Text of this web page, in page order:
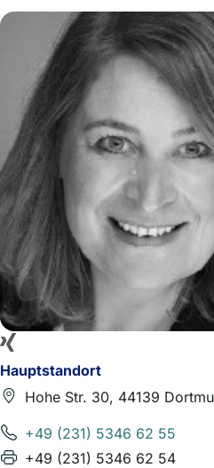
Hauptstandort
Hohe Str. 30, 44139
+49 (231) 5346 62 55
+49 (231) 5346 62 54